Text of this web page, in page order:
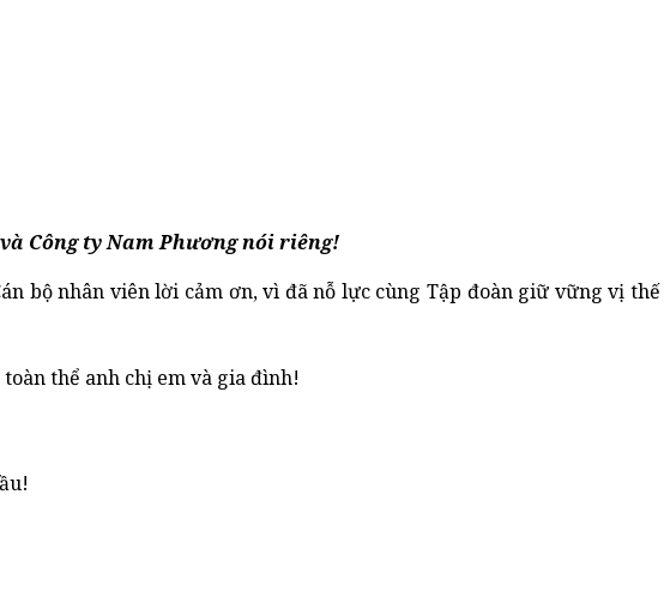
Công ty Nam Phương nói riêng!
bộ nhân viên lời cảm ơn, vì đã nỗ lực cùng Tập đoàn giữ vững vị thế
thể anh chị em và gia đình!